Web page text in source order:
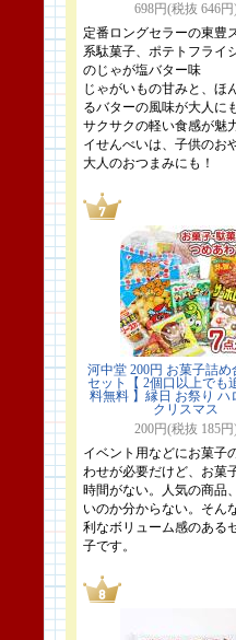
698円(税抜 646円
定番ロングセラーの東豊
系駄菓子、ポテトフライ
のじゃが塩バター味
じゃがいもの甘みと、ほ
るバターの風味が大人に
サクサクの軽い食感が魅
イせんべいは、子供のお
大人のおつまみにも！
河中堂 200円 お菓子詰
セット【 2個口以上でも
料無料 】縁日 お祭り ハ
クリスマス
200円(税抜 185円
イベント用などにお菓子
わせが必要だけど、お菓
時間がない。人気の商品
いのか分からない。そん
利なボリューム感のある
子です。